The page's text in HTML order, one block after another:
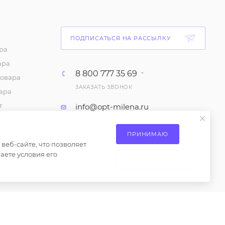
товаров
ПОДПИСАТЬСЯ НА РАССЫЛКУ
8 800 777 35 69
ЗАКАЗАТЬ ЗВОНОК
info@opt-milena.ru
М.О, Ленинский городской
округ, Апаринки, вл1
сайте, что позволяет
условия его
ПРИНИМАЮ